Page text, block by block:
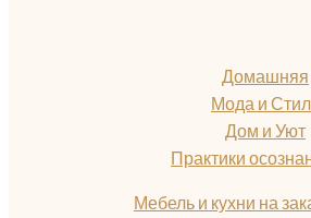
Домашняя
Мода и
Дом и Уют
Практики
Мебель и кухни на